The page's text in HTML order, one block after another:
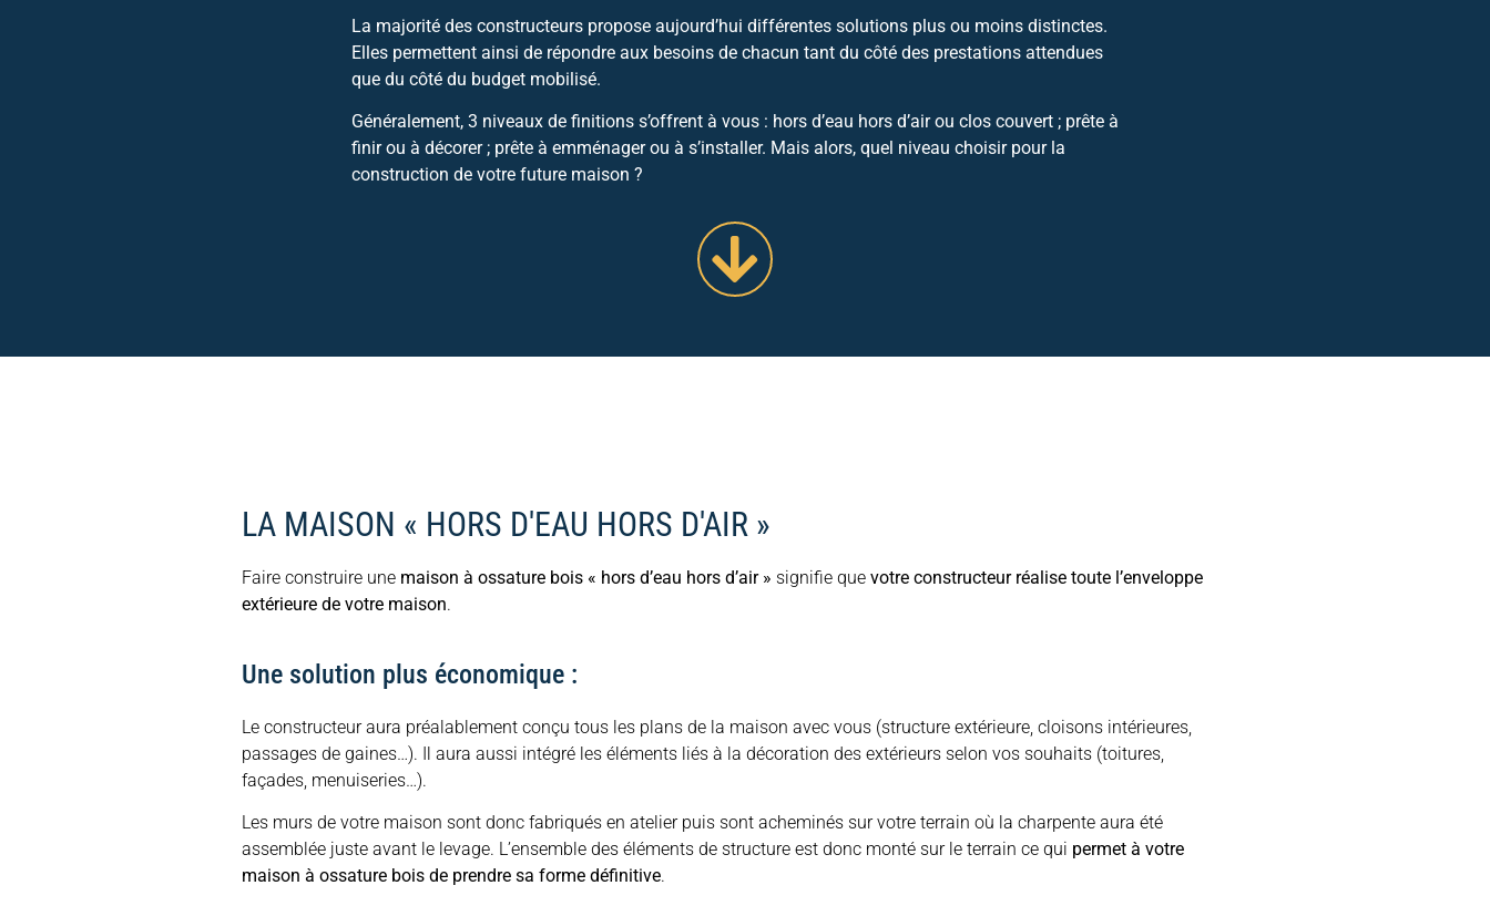
La majorité des constructeurs propose aujourd’hui différentes solutions plus ou moins distinctes.
Elles permettent ainsi de répondre aux besoins de chacun tant du côté des prestations attendues
que du côté du budget mobilisé.
Généralement, 3 niveaux de finitions s’offrent à vous : hors d’eau hors d’air ou clos couvert ; prête à
finir ou à décorer ; prête à emménager ou à s’installer. Mais alors, quel niveau choisir pour la
construction de votre future maison ?
LA MAISON « HORS D'EAU HORS D'AIR »
Faire construire une maison à ossature bois « hors d’eau hors d’air » signifie que votre constructeur réalise toute l’enveloppe
extérieure de votre maison.
Une solution plus économique :
Le constructeur aura préalablement conçu tous les plans de la maison avec vous (structure extérieure, cloisons intérieures,
passages de gaines…). Il aura aussi intégré les éléments liés à la décoration des extérieurs selon vos souhaits (toitures,
façades, menuiseries…).
Les murs de votre maison sont donc fabriqués en atelier puis sont acheminés sur votre terrain où la charpente aura été
assemblée juste avant le levage. L’ensemble des éléments de structure est donc monté sur le terrain ce qui permet à votre
maison à ossature bois de prendre sa forme définitive.